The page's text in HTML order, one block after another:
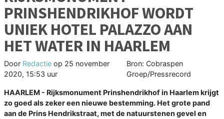
PRINSHENDRIKHOF WORDT
UNIEK HOTEL PALAZZO AAN
HET WATER IN HAARLEM
Door Redactie op 25 november
2020, 15:53 uur
Bron: Cobraspen
Groep/Pressrecord
HAARLEM - Rijksmonument Prinshendrikhof in Haarlem krijgt
zo goed als zeker een nieuwe bestemming. Het grote pand
aan de Prins Hendrikstraat, met de natuurstenen gevel en